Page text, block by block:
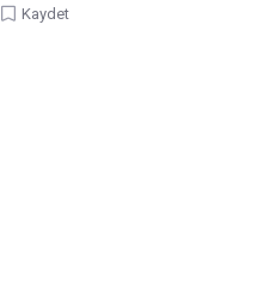
Kaydet